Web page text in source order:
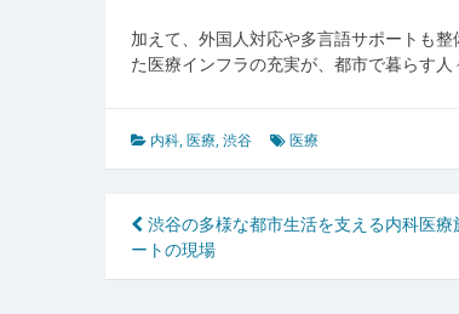
加えて、外国人対応や多言語サポートも
た医療インフラの充実が、都市で暮らす
内科,医療,渋谷 医療
投
稿
渋谷の多様な都市生活を支える内科医療
ートの現場